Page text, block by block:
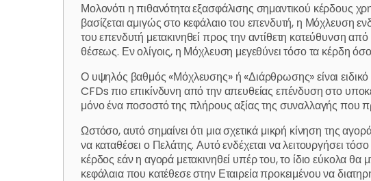
Μολονότι η πιθανότητα εξασφάλισης σημαντικού κέρδους
βασίζεται αμιγώς στο κεφάλαιο του επενδυτή, η Μόχλευση
του επενδυτή μετακινηθεί προς την αντίθετη κατεύθυνση
θέσεως. Εν ολίγοις, η Μόχλευση μεγεθύνει τόσο τα κέρδη όσο
Ο υψηλός βαθμός «Μόχλευσης» ή «Διάρθρωσης» είναι
CFDs πιο επικίνδυνη από την απευθείας επένδυση στο
μόνο ένα ποσοστό της πλήρους αξίας της συναλλαγής που
Ωστόσο, αυτό σημαίνει ότι μια σχετικά μικρή κίνηση της
να καταθέσει ο Πελάτης. Αυτό ενδέχεται να λειτουργήσει
κέρδος εάν η αγορά μετακινηθεί υπέρ του, το ίδιο εύκολα
κεφάλαια που κατέθεσε στην Εταιρεία προκειμένου να